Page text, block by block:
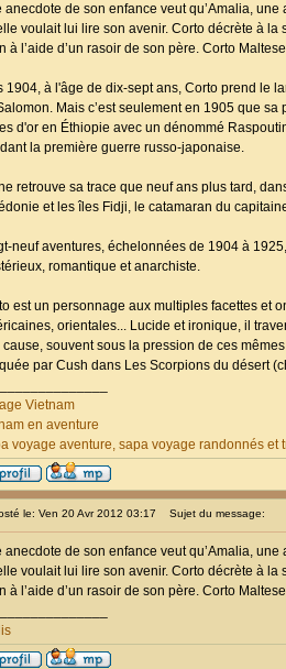
anecdote de son enfance veut qu’Amalia,
voulait lui lire son avenir. Corto décrète à
à l’aide d’un rasoir de son père. Corto
1904, à l'âge de dix-sept ans, Corto prend le
Mais c’est seulement en 1905 que
d'or en Éthiopie avec un dénommé
la première guerre russo-japonaise.
retrouve sa trace que neuf ans plus tard,
et les îles Fidji, le catamaran du
neuf aventures, échelonnées de 1904 à
romantique et anarchiste.
est un personnage aux multiples facettes et
orientales... Lucide et ironique, il
cause, souvent sous la pression de ces
par Cush dans Les Scorpions du désert
Vietnam
en aventure
voyage aventure, sapa voyage randonnés et
le: Ven 20 Avr 2012 03:17 Sujet du message:
anecdote de son enfance veut qu’Amalia,
voulait lui lire son avenir. Corto décrète à
à l’aide d’un rasoir de son père. Corto